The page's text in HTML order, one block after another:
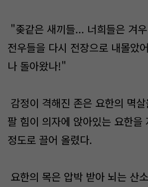
"좆같은 새끼들... 너희들은 겨
전우들을 다시 전장으로 내몰았
나 돌아왔나!"
감정이 격해진 존은 요한의 멱
팔 힘이 의자에 앉아있는 요한을
정도로 끌어 올렸다.
요한의 목은 압박 받아 뇌는 산